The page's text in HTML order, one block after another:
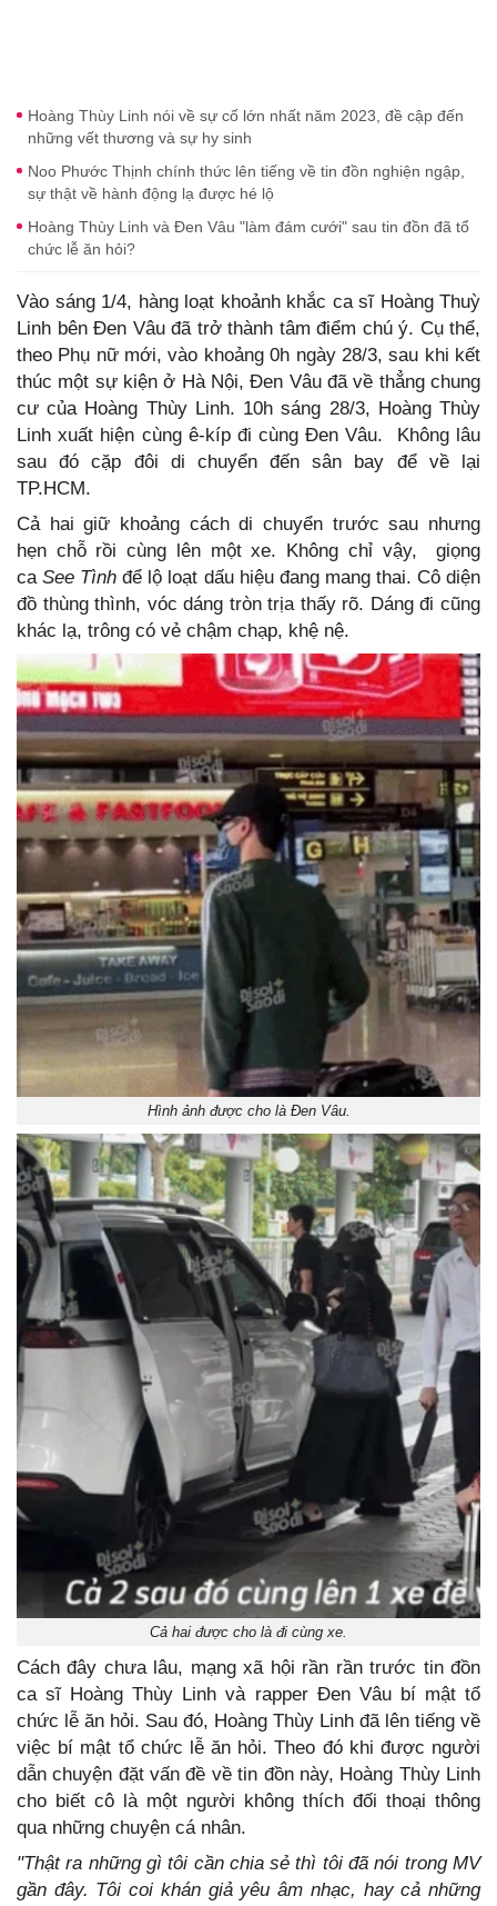
Hoàng Thùy Linh nói về sự cố lớn nhất năm 2023, đề cập đến
những vết thương và sự hy sinh
Noo Phước Thịnh chính thức lên tiếng về tin đồn nghiện ngập,
sự thật về hành động lạ được hé lộ
Hoàng Thùy Linh và Đen Vâu "làm đám cưới" sau tin đồn đã tổ
chức lễ ăn hỏi?
Vào sáng 1/4, hàng loạt khoảnh khắc ca sĩ Hoàng Thuỳ
Linh bên Đen Vâu đã trở thành tâm điểm chú ý. Cụ thể,
theo Phụ nữ mới, vào khoảng 0h ngày 28/3, sau khi kết
thúc một sự kiện ở Hà Nội, Đen Vâu đã về thẳng chung
cư của Hoàng Thùy Linh. 10h sáng 28/3, Hoàng Thùy
Linh xuất hiện cùng ê-kíp đi cùng Đen Vâu. Không lâu
sau đó cặp đôi di chuyển đến sân bay để về lại
TP.HCM.
Cả hai giữ khoảng cách di chuyển trước sau nhưng
hẹn chỗ rồi cùng lên một xe. Không chỉ vậy, giọng
caSee Tình để lộ loạt dấu hiệu đang mang thai. Cô diện
đồ thùng thình, vóc dáng tròn trịa thấy rõ. Dáng đi cũng
khác lạ, trông có vẻ chậm chạp, khệ nệ.
Hình ảnh được cho là Đen Vâu.
Cả hai được cho là đi cùng xe.
Cách đây chưa lâu, mạng xã hội rần rần trước tin đồn
ca sĩ Hoàng Thùy Linh và rapper Đen Vâu bí mật tổ
chức lễ ăn hỏi. Sau đó, Hoàng Thùy Linh đã lên tiếng về
việc bí mật tổ chức lễ ăn hỏi. Theo đó khi được người
dẫn chuyện đặt vấn đề về tin đồn này, Hoàng Thùy Linh
cho biết cô là một người không thích đối thoại thông
qua những chuyện cá nhân.
"Thật ra những gì tôi cần chia sẻ thì tôi đã nói trong MV
gần đây. Tôi coi khán giả yêu âm nhạc, hay cả những